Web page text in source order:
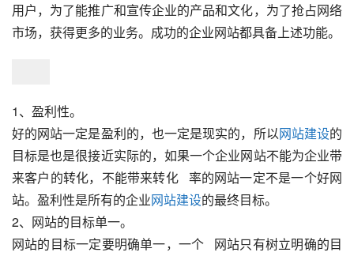
用户，为了能推广和宣传企业的产品和文化，为了抢占网络
市场，获得更多的业务。成功的企业网站都具备上述功能。
1、盈利性。
好的网站一定是盈利的，也一定是现实的，所以网站建设的
目标是也是很接近实际的，如果一个企业网站不能为企业带
来客户的转化，不能带来转化   率的网站一定不是一个好网
站。盈利性是所有的企业网站建设的最终目标。
2、网站的目标单一。
网站的目标一定要明确单一，一个   网站只有树立明确的目